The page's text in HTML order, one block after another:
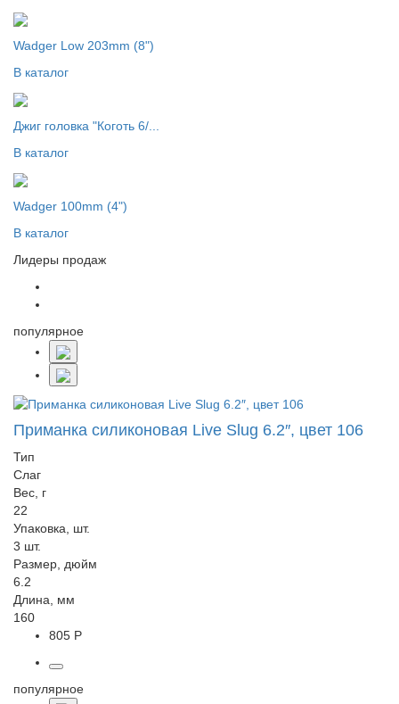
Wadger Low 203mm (8")
В каталог
Джиг головка "Коготь 6/...
В каталог
Wadger 100mm (4")
В каталог
Лидеры продаж
популярное
Приманка силиконовая Live Slug 6.2″, цвет 106
Тип
Слаг
Вес, г
22
Упаковка, шт.
3 шт.
Размер, дюйм
6.2
Длина, мм
160
805 Р
популярное